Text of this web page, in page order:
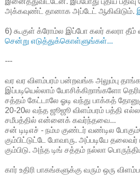
அக்கவுண்ட் தானாக அப்டேட் ஆகிவிடும்.
6) கூகுள் க்ரோம்ல இப்போ கலர் கலரா தீம்
சென்று எடுத்துக்கொள்ளுங்கள்...
---
வர வர விளம்பரம் பன்றவங்க அலும்பு தாங்க
இப்படியெல்லாம் யோசிக்கிறாங்களோ
சத்தம் கேட்டாலே ஓடி வந்து பாக்கத்
20-20ல வந்த ஜூஜூ விளம்பரம் பத்தி
சமீபத்தில் என்னைக் கவர்ந்தவை...
சன் டிடிஎச் - நம்ம குண்டர் வண்டில
கும்பிட்டுட்டே போவாரு. அப்படியே
கும்பிடு. அந்த டிங் சத்தம் நல்லா
கார் உதிரி பாகங்களுக்கு வரும் ஒரு